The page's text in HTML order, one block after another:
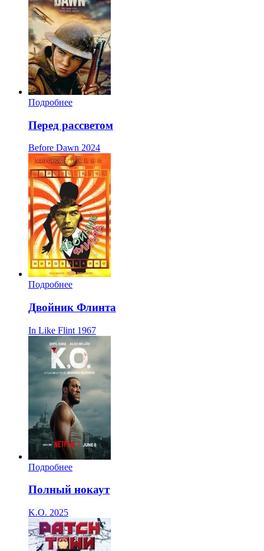
Подробнее
Перед рассветом
Before Dawn 2024
Подробнее
Двойник Флинта
In Like Flint 1967
Подробнее
Полный нокаут
K.O. 2025